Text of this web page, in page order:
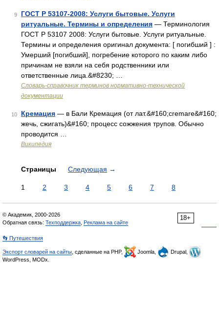
9
ГОСТ Р 53107-2008: Услуги бытовые. Услуги
ритуальные. Термины и определения — Терминология
ГОСТ Р 53107 2008: Услуги бытовые. Услуги ритуальные.
Термины и определения оригинал документа: [ погибший ] :
Умерший [погибший], погребение которого по каким либо
причинам не взяли на себя родственники или
ответственные лица.&#8230; …
Словарь-справочник терминов нормативно-технической
документации
10 Кремация — в Бали Кремация (от лат.&#160;cremare&#160;
жечь, сжигать)&#160; процесс сожжения трупов. Обычно
проводится …
Википедия
Страницы Следующая →
1 2 3 4 5 6 7 8
18+
© Академик, 2000-2026
Обратная связь: Техподдержка Реклама на сайте
👣 Путешествия
Экспорт словарей на сайты , сделанные на PHP, Joomla,
Drupal,
WordPress, MODx.